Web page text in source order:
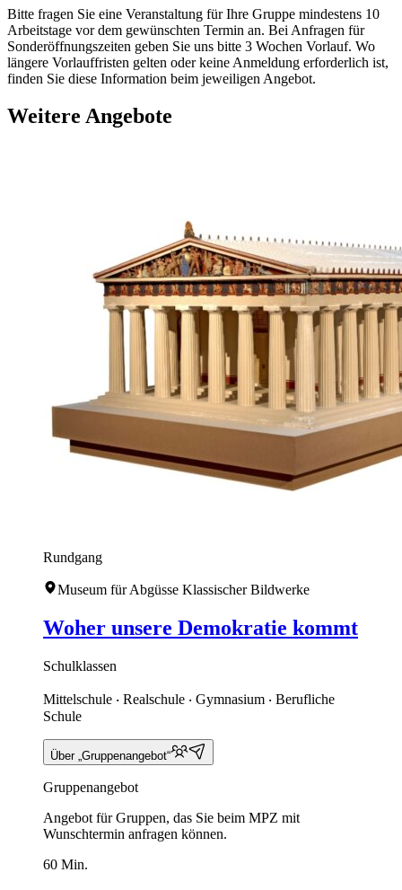
Bitte fragen Sie eine Veranstaltung für Ihre Gruppe mindestens 10
Arbeitstage vor dem gewünschten Termin an. Bei Anfragen für
Sonderöffnungszeiten geben Sie uns bitte 3 Wochen Vorlauf. Wo
längere Vorlauffristen gelten oder keine Anmeldung erforderlich ist,
finden Sie diese Information beim jeweiligen Angebot.
Weitere Angebote
Rundgang
Museum für Abgüsse Klassischer Bildwerke
Woher unsere Demokratie kommt
Schulklassen
Mittelschule ‧ Realschule ‧ Gymnasium ‧ Berufliche
Schule
Über „Gruppenangebot“
Gruppenangebot
Angebot für Gruppen, das Sie beim MPZ mit
Wunschtermin anfragen können.
60 Min.